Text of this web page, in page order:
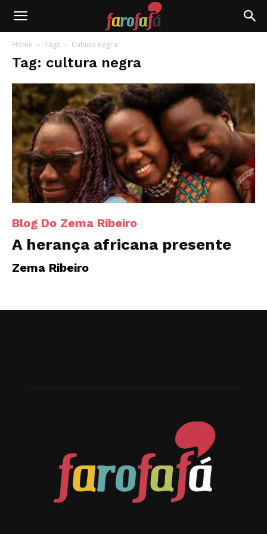
Farofafá
Home Tags Cultura negra
Tag: cultura negra
Blog Do Zema Ribeiro
A herança africana presente
Zema Ribeiro